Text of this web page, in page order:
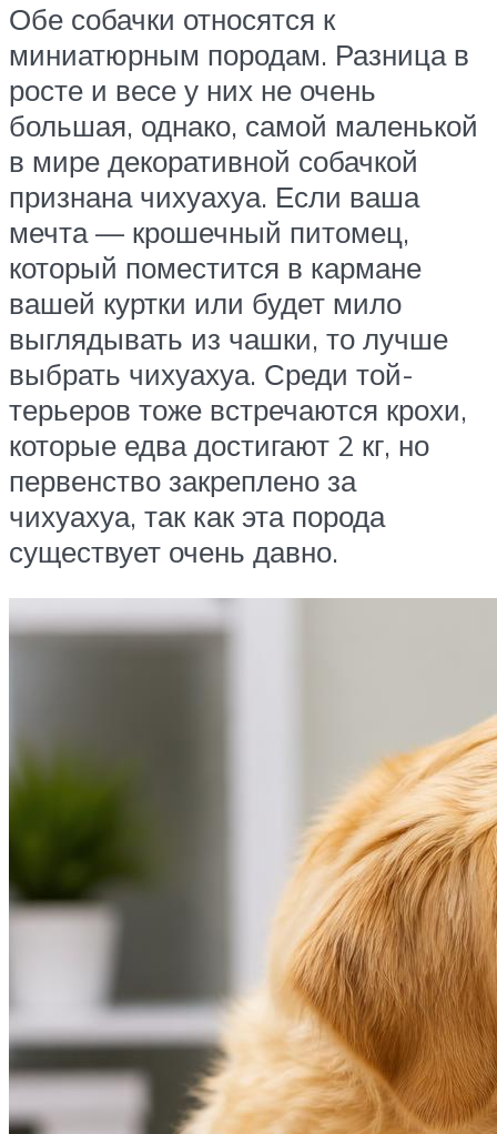
Обе собачки относятся к
миниатюрным породам. Разница в
росте и весе у них не очень
большая, однако, самой маленькой
в мире декоративной собачкой
признана чихуахуа. Если ваша
мечта — крошечный питомец,
который поместится в кармане
вашей куртки или будет мило
выглядывать из чашки, то лучше
выбрать чихуахуа. Среди той-
терьеров тоже встречаются крохи,
которые едва достигают 2 кг, но
первенство закреплено за
чихуахуа, так как эта порода
существует очень давно.